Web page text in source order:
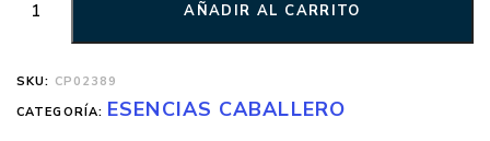
AÑADIR AL CARRITO
SKU: CP02389
CATEGORÍA: ESENCIAS CABALLERO